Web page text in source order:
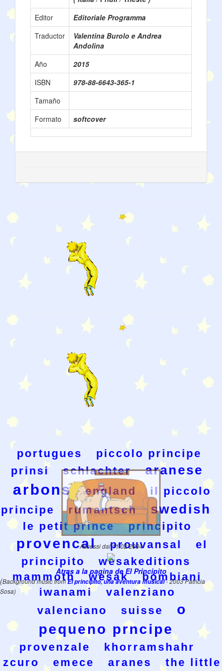
Editor
Editoriale Programma
Traductor
Valentina Burolo e Andrea
Andolina
Año
2015
ISBN
978-88-6643-365-1
Tamaño
Formato
softcover
portugues
piccolo principe
prinsi
schlachter aranese
arbons england
il piccolo
principe
rumantsch swedish
le petit prince principito
provencal prouvansal
el
principito
wesakeditions
mammoth
wesak
bombiani
iwanami
valenziano
valenciano
suisse
o
pequeno prncipe
provenzale
khorramshahr
zcuro
emece aranes
the little
Accessi dal 11/02/2004
Atras a la pagina de El Principito
(Background music fromEl principito, una aventura musical- 2003 Patricia
Sosa)